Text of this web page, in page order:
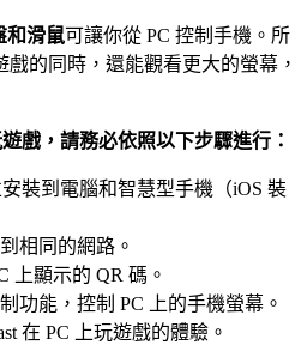
和滑鼠可讓你從 PC 控制手機。所
的同時，還能觀看更大的螢幕，
戲，請務必依照以下步驟進行：
裝到電腦和智慧型手機（iOS 裝
相同的網路。
上顯示的 QR 碼。
功能，控制 PC 上的手機螢幕。
在 PC 上玩遊戲的體驗。